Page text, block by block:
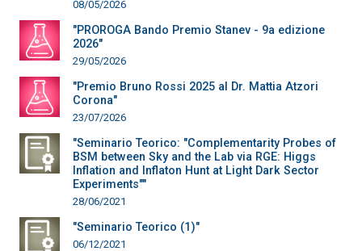
08/05/2026
"PROROGA Bando Premio Stanev - 9a edizione
2026"
29/05/2026
"Premio Bruno Rossi 2025 al Dr. Mattia Atzori
Corona"
23/07/2026
"Seminario Teorico: "Complementarity Probes of
BSM between Sky and the Lab via RGE: Higgs
Inflation and Inflaton Hunt at Light Dark Sector
Experiments""
28/06/2021
"Seminario Teorico (1)"
06/12/2021